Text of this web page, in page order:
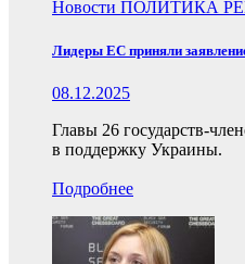
Новости ПОЛИТИКА
Лидеры ЕС приняли
08.12.2025
Главы 26 государств-
в поддержку Украины.
Подробнее